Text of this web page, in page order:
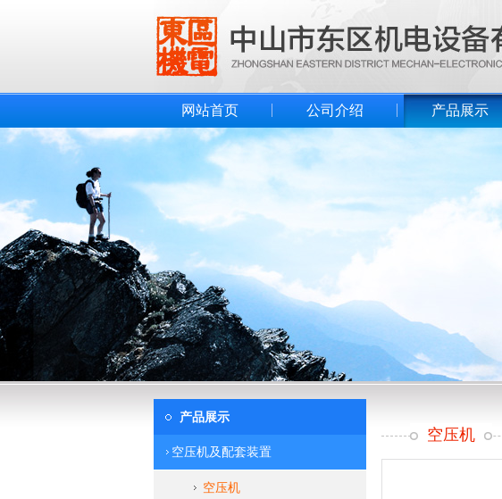
网站首页 公司介绍 产品展示
产品展示
空压机及配套装置
空压机
空压机